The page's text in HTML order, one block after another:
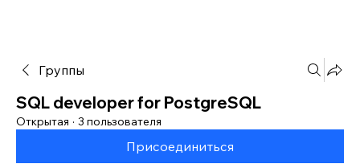
Группы
SQL developer for PostgreSQL
Открытая · 3 пользователя
Присоединиться